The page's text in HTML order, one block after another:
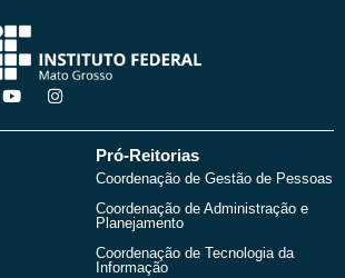
Y
o
t
I
n
t
Pró-Reitorias
Coordenação de Gestão de Pessoas
Coordenação de Administração e
Planejamento
Coordenação de Tecnologia da
Informação